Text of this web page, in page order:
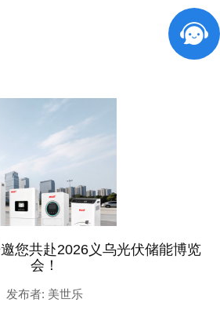
您共赴2026义乌光伏储能博览
会！
发布者: 美世乐